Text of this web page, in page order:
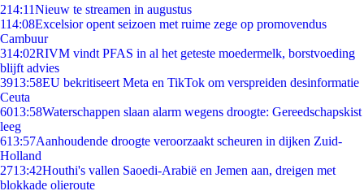
214:11Nieuw te streamen in augustus
114:08Excelsior opent seizoen met ruime zege op promovendus
Cambuur
314:02RIVM vindt PFAS in al het geteste moedermelk, borstvoeding
blijft advies
3913:58EU bekritiseert Meta en TikTok om verspreiden desinformatie
Ceuta
6013:58Waterschappen slaan alarm wegens droogte: Gereedschapskist
leeg
613:57Aanhoudende droogte veroorzaakt scheuren in dijken Zuid-
Holland
2713:42Houthi's vallen Saoedi-Arabië en Jemen aan, dreigen met
blokkade olieroute